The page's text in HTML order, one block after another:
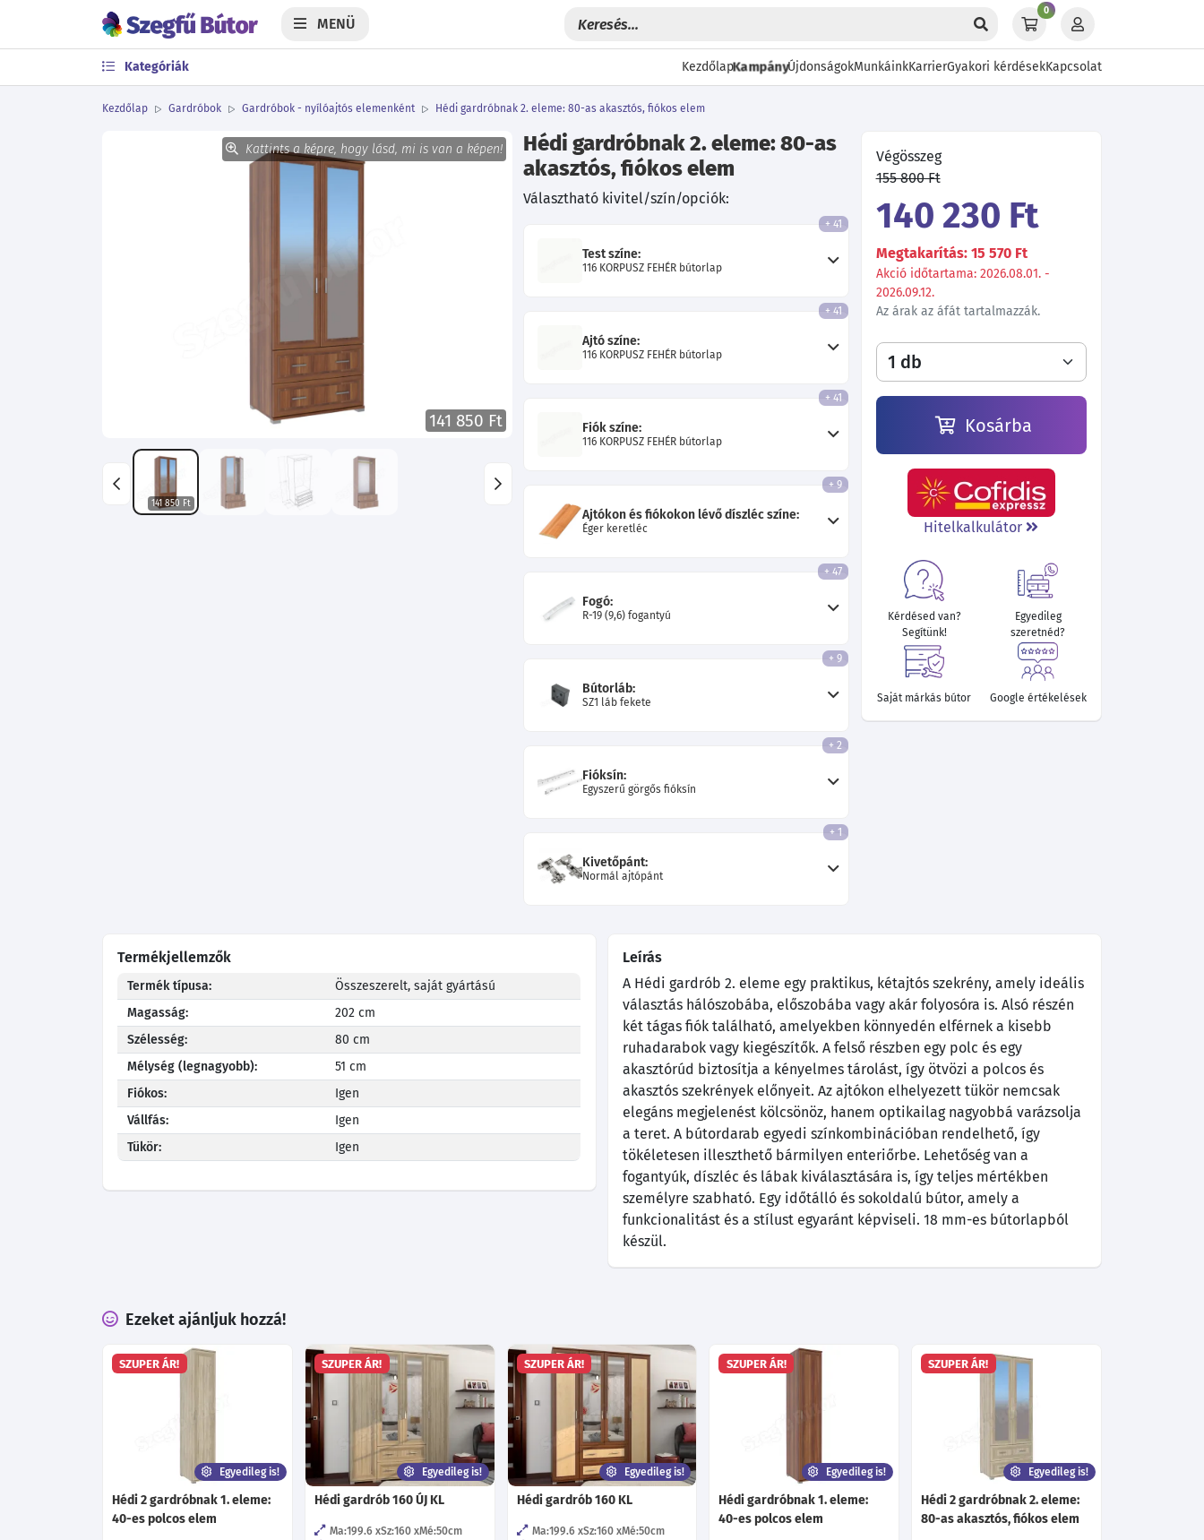
MENÜ
0
Kategóriák KezdőlapKampányÚjdonságokMunkáinkKarrierGyakori kérdésekKapcsolat
Kezdőlap Gardróbok Gardróbok - nyílóajtós elemenként Hédi gardróbnak 2. eleme: 80-as akasztós, fiókos elem
Kattints a képre, hogy lásd, mi is van a képen!
141 850 Ft
141 850 Ft
Hédi gardróbnak 2. eleme: 80-as
akasztós, fiókos elem
Választható kivitel/szín/opciók:
Test színe:
116 KORPUSZ FEHÉR bútorlap
+ 41
Ajtó színe:
116 KORPUSZ FEHÉR bútorlap
+ 41
Fiók színe:
116 KORPUSZ FEHÉR bútorlap
+ 41
Ajtókon és fiókokon lévő díszléc színe:
Éger keretléc
+ 9
Fogó:
R-19 (9,6) fogantyú
+ 47
Bútorláb:
SZ1 láb fekete
+ 9
Fióksín:
Egyszerű görgős fióksín
+ 2
Kivetőpánt:
Normál ajtópánt
+ 1
Végösszeg
155 800 Ft
140 230 Ft
Megtakarítás: 15 570 Ft
Akció időtartama: 2026.08.01. -
2026.09.12.
Az árak az áfát tartalmazzák.
Kosárba
Hitelkalkulátor
Kérdésed van?
Segítünk!
Egyedileg
szeretnéd?
Saját márkás bútor Google értékelések
Termékjellemzők
Termék típusa:
Összeszerelt, saját gyártású
Magasság:
202 cm
Szélesség:
80 cm
Mélység (legnagyobb):
51 cm
Fiókos:
Igen
Vállfás:
Igen
Tükör:
Igen
Leírás
A Hédi gardrób 2. eleme egy praktikus, kétajtós szekrény, amely ideális
választás hálószobába, előszobába vagy akár folyosóra is. Alsó részén
két tágas fiók található, amelyekben könnyedén elférnek a kisebb
ruhadarabok vagy kiegészítők. A felső részben egy polc és egy
akasztórúd biztosítja a kényelmes tárolást, így ötvözi a polcos és
akasztós szekrények előnyeit. Az ajtókon elhelyezett tükör nemcsak
elegáns megjelenést kölcsönöz, hanem optikailag nagyobbá varázsolja
a teret. A bútordarab egyedi színkombinációban rendelhető, így
tökéletesen illeszthető bármilyen enteriőrbe. Lehetőség van a
fogantyúk, díszléc és lábak kiválasztására is, így teljes mértékben
személyre szabható. Egy időtálló és sokoldalú bútor, amely a
funkcionalitást és a stílust egyaránt képviseli. 18 mm-es bútorlapból
készül.
Ezeket ajánljuk hozzá!
SZUPER ÁR!
Egyedileg is!
Hédi 2 gardróbnak 1. eleme:
40-es polcos elem
SZUPER ÁR!
Egyedileg is!
Hédi gardrób 160 ÚJ KL
Ma:199.6 Sz:160 Mé:50cm
SZUPER ÁR!
Egyedileg is!
Hédi gardrób 160 KL
Ma:199.6 Sz:160 Mé:50cm
SZUPER ÁR!
Egyedileg is!
Hédi gardróbnak 1. eleme:
40-es polcos elem
SZUPER ÁR!
Egyedileg is!
Hédi 2 gardróbnak 2. eleme:
80-as akasztós, fiókos elem